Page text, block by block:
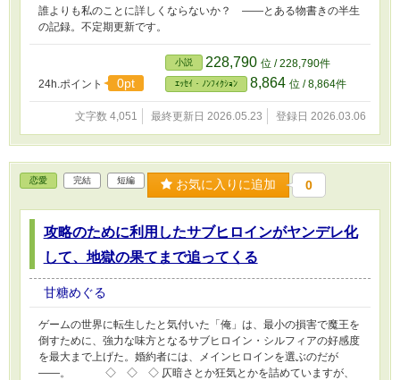
誰よりも私のことに詳しくならないか？ ――とある物書きの半生
の記録。不定期更新です。
24h.ポイント 0pt
小説 228,790 位 / 228,790件
ｴｯｾｲ・ﾉﾝﾌｨｸｼｮﾝ 8,864 位 / 8,864件
文字数 4,051 最終更新日 2026.05.23 登録日 2026.03.06
恋愛 完結 短編 お気に入りに追加 0
攻略のために利用したサブヒロインがヤンデレ化
して、地獄の果てまで追ってくる
甘糖めぐる
ゲームの世界に転生したと気付いた「俺」は、最小の損害で魔王を
倒すために、強力な味方となるサブヒロイン・シルフィアの好感度
を最大まで上げた。婚約者には、メインヒロインを選ぶのだが
――。 ◇ ◇ ◇ 仄暗さとか狂気とかを詰めていますが、